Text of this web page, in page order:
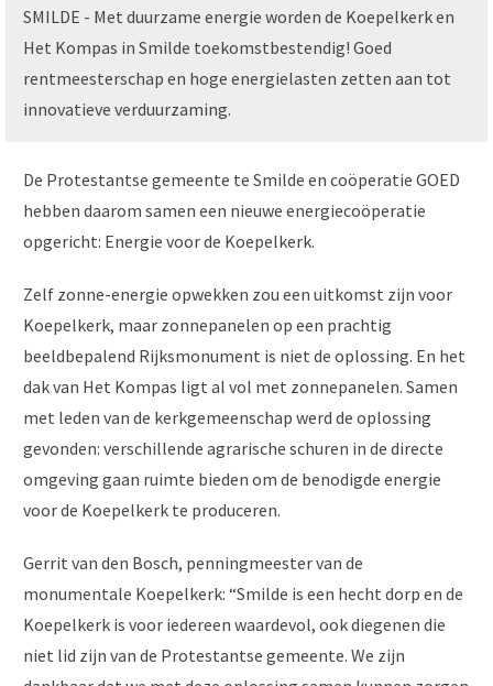
SMILDE - Met duurzame energie worden de Koepelkerk en
Het Kompas in Smilde toekomstbestendig! Goed
rentmeesterschap en hoge energielasten zetten aan tot
innovatieve verduurzaming.
De Protestantse gemeente te Smilde en coöperatie GOED
hebben daarom samen een nieuwe energiecoöperatie
opgericht: Energie voor de Koepelkerk.
Zelf zonne-energie opwekken zou een uitkomst zijn voor
Koepelkerk, maar zonnepanelen op een prachtig
beeldbepalend Rijksmonument is niet de oplossing. En het
dak van Het Kompas ligt al vol met zonnepanelen. Samen
met leden van de kerkgemeenschap werd de oplossing
gevonden: verschillende agrarische schuren in de directe
omgeving gaan ruimte bieden om de benodigde energie
voor de Koepelkerk te produceren.
Gerrit van den Bosch, penningmeester van de
monumentale Koepelkerk: “Smilde is een hecht dorp en de
Koepelkerk is voor iedereen waardevol, ook diegenen die
niet lid zijn van de Protestantse gemeente. We zijn